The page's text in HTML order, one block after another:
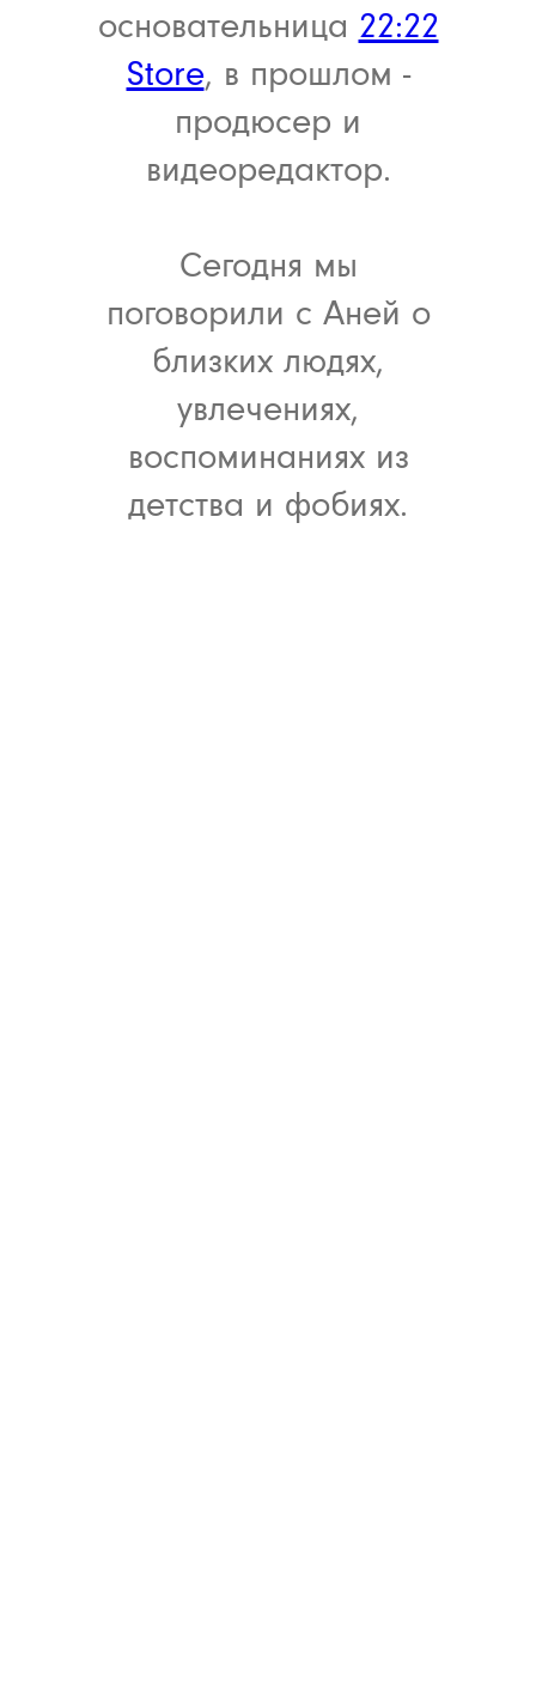
основательница 22:22
Store, в прошлом -
продюсер и
видеоредактор.
Сегодня мы
поговорили с Аней о
близких людях,
увлечениях,
воспоминаниях из
детства и фобиях.